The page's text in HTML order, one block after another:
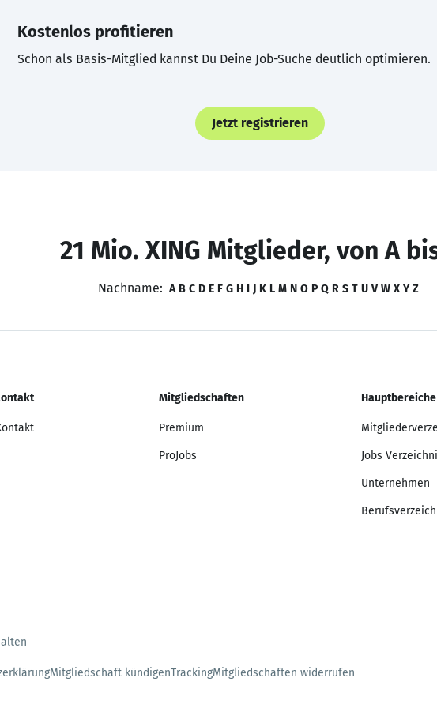
Kostenlos profitieren
Schon als Basis-Mitglied kannst Du Deine Job-Suche deutlich optimieren.
Jetzt registrieren
21 Mio. XING Mitglieder, von A
Nachname: A B C D E F G H I J K L M N O P Q R S T U V W X Y Z
Mitgliedschaften
Premium
ProJobs
Hauptbereiche
Jobs
Unternehmen
Mitgliedschaft kündigenTrackingMitgliedschaften widerrufen